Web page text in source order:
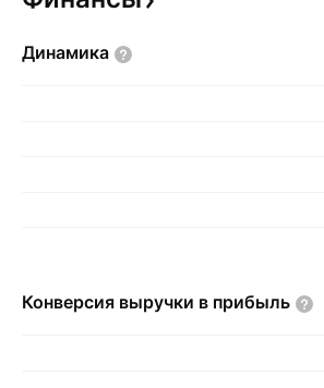
Динамика
Конверсия выручки в прибыль